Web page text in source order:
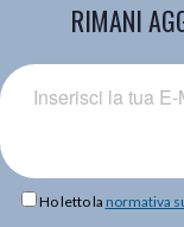
RIMANI
Ho letto la normativa